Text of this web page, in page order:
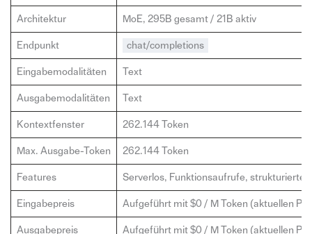
Architektur MoE, 295B gesamt / 21B aktiv
Endpunkt chat/completions
Eingabemodalitäten Text
Ausgabemodalitäten Text
Kontextfenster 262.144 Token
Max. Ausgabe-Token 262.144 Token
Features Serverlos, Funktionsaufrufe, strukturierte
Eingabepreis Aufgeführt mit $0 / M Token (aktuellen
Ausgabepreis Aufgeführt mit $0 / M Token (aktuellen